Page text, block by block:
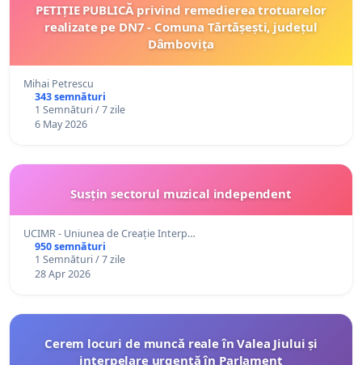
PETIȚIE PUBLICĂ privind remedierea trotuarelor
realizate pe DN7 - Comuna Tărtășești, județul
Dâmbovița
Mihai Petrescu
343 semnături
1 Semnături / 7 zile
6 May 2026
Susțin sectorul muzical independent
UCIMR - Uniunea de Creație Interp…
950 semnături
1 Semnături / 7 zile
28 Apr 2026
Cerem locuri de muncă reale în Valea Jiului și
interpelare urgentă în Parlament